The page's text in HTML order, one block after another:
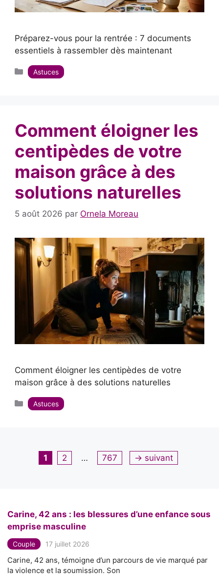
Préparez-vous pour la rentrée : 7 documents
essentiels à rassembler dès maintenant
Catégories
Astuces
Comment éloigner les
centipèdes de votre
maison grâce à des
solutions naturelles
5 août 2026 par Ornela Moreau
Comment éloigner les centipèdes de votre
maison grâce à des solutions naturelles
Catégories
Astuces
Page
1 Page
2 … Page
767 → suivant
Carine, 42 ans : les blessures d’une enfance sous
emprise masculine
Couple 17 juillet 2026
Carine, 42 ans, témoigne d’un parcours de vie marqué par
la violence et la soumission. Son